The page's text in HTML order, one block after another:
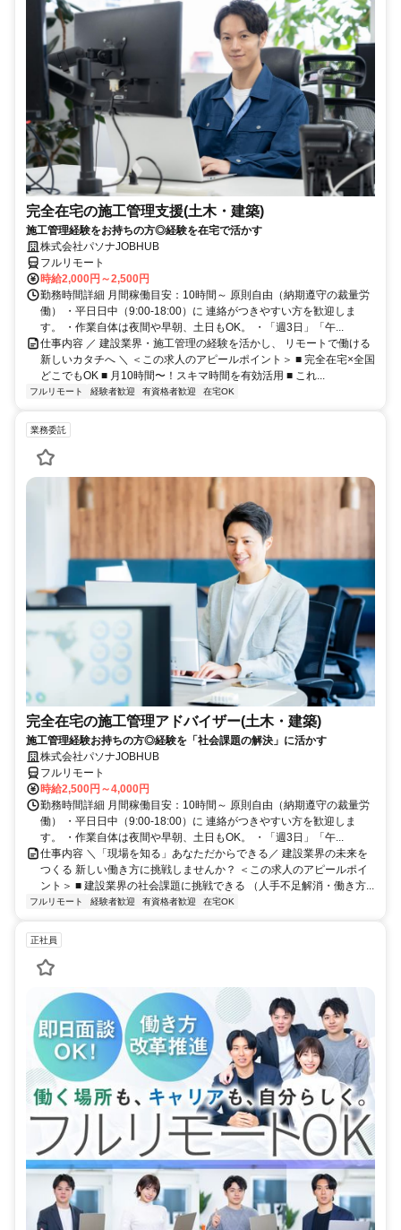
完全在宅の施工管理支援(土木・建築)
施工管理経験をお持ちの方◎経験を在宅で活かす
株式会社パソナJOBHUB
フルリモート
時給2,000円～2,500円
勤務時間詳細 月間稼働目安：10時間～ 原則自由（納期遵守の裁量労
働） ・平日日中（9:00-18:00）に 連絡がつきやすい方を歓迎しま
す。 ・作業自体は夜間や早朝、土日もOK。 ・「週3日」「午...
仕事内容 ／ 建設業界・施工管理の経験を活かし、 リモートで働ける
新しいカタチへ ＼ ＜この求人のアピールポイント＞ ■ 完全在宅×全国
どこでもOK ■ 月10時間〜！スキマ時間を有効活用 ■ これ...
フルリモート 経験者歓迎 有資格者歓迎 在宅OK
業務委託
完全在宅の施工管理アドバイザー(土木・建築)
施工管理経験お持ちの方◎経験を「社会課題の解決」に活かす
株式会社パソナJOBHUB
フルリモート
時給2,500円～4,000円
勤務時間詳細 月間稼働目安：10時間～ 原則自由（納期遵守の裁量労
働） ・平日日中（9:00-18:00）に 連絡がつきやすい方を歓迎しま
す。 ・作業自体は夜間や早朝、土日もOK。 ・「週3日」「午...
仕事内容 ＼「現場を知る」あなただからできる／ 建設業界の未来を
つくる 新しい働き方に挑戦しませんか？ ＜この求人のアピールポイ
ント＞ ■ 建設業界の社会課題に挑戦できる （人手不足解消・働き方...
フルリモート 経験者歓迎 有資格者歓迎 在宅OK
正社員